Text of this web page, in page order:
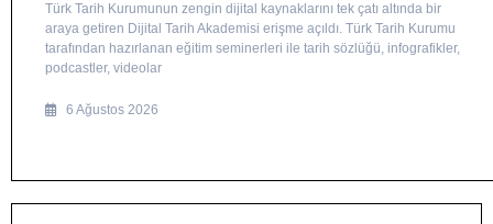
Türk Tarih Kurumunun zengin dijital kaynaklarını tek çatı altında bir
araya getiren Dijital Tarih Akademisi erişme açıldı. Türk Tarih Kurumu
tarafından hazırlanan eğitim seminerleri ile tarih sözlüğü, infografikler,
podcastler, videolar
6 Ağustos 2026